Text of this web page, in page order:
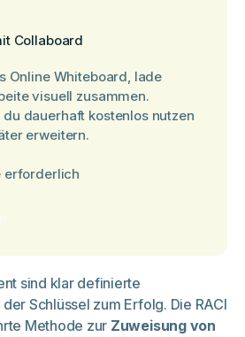
sind klar definierte
Schlüssel zum Erfolg. Die RACI
Methode zur Zuweisung von
Collaboard
Online Whiteboard, lade
visuell zusammen.
dauerhaft kostenlos nutzen
erweitern.
erforderlich